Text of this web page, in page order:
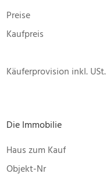
Preise
Kaufpreis
Käuferprovision inkl. USt.
Die Immobilie
Haus zum Kauf
Objekt-Nr